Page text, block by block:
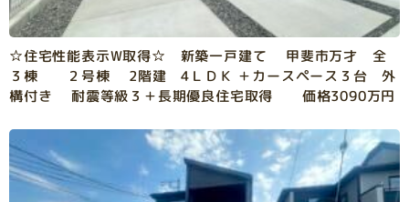
☆住宅性能表示W取得☆ 新築一戸建て 甲斐市万才 全
３棟 ２号棟 2階建 4ＬＤＫ ＋カースペース３台 外
構付き 耐震等級３＋長期優良住宅取得 価格3090万円